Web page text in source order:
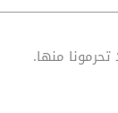
منها.